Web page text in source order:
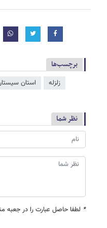
برچسب‌ها
زلزله استان
نظر شما
* لطفا حاصل عبارت را در جعبه